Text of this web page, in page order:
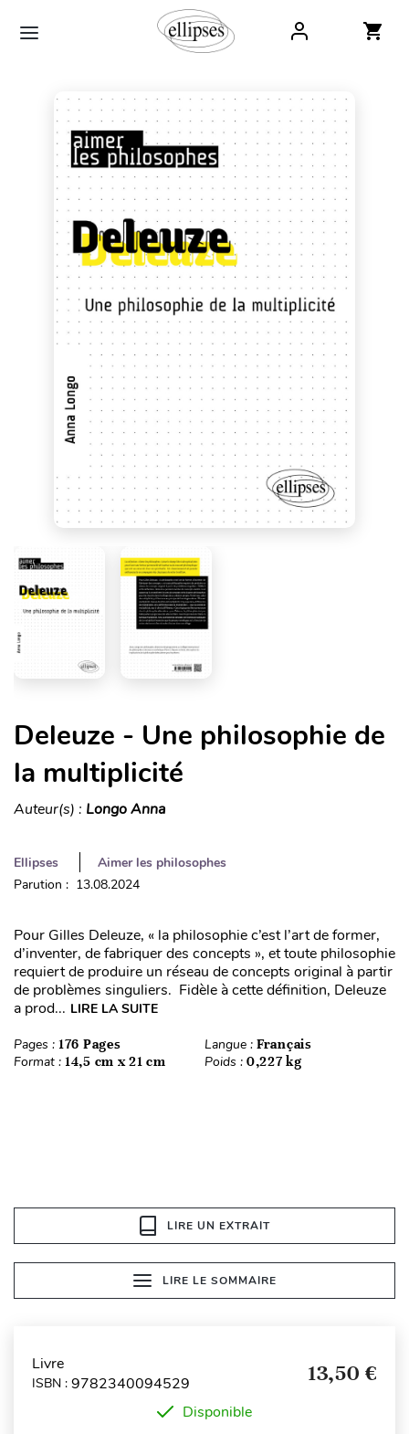
Deleuze - Une philosophie de
la multiplicité
Auteur(s) : Longo Anna
Ellipses
Aimer les philosophes
Parution : 13.08.2024
Pour Gilles Deleuze, « la philosophie c’est l’art de former,
d’inventer, de fabriquer des concepts », et toute philosophie
requiert de produire un réseau de concepts original à partir
de problèmes singuliers. Fidèle à cette définition, Deleuze
a prod... LIRE LA SUITE
Pages : 176 Pages Langue : Français
Format : 14,5 cm x 21 cm Poids : 0,227 kg
LIRE UN EXTRAIT
LIRE LE SOMMAIRE
Livre
ISBN : 9782340094529 13,50 €
Disponible